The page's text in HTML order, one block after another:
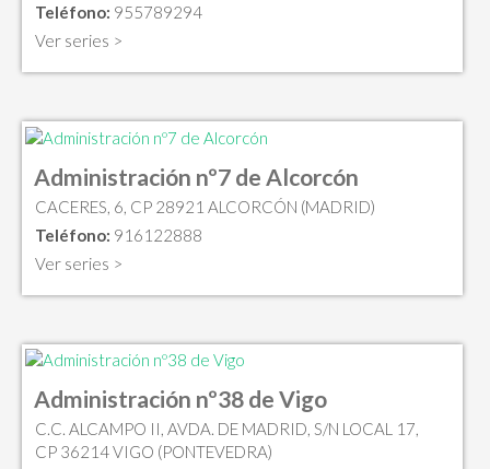
Teléfono: 955789294
Ver series >
Administración nº7 de Alcorcón
CACERES, 6, CP 28921 ALCORCÓN (MADRID)
Teléfono: 916122888
Ver series >
Administración nº38 de Vigo
C.C. ALCAMPO II, AVDA. DE MADRID, S/N LOCAL 17,
CP 36214 VIGO (PONTEVEDRA)